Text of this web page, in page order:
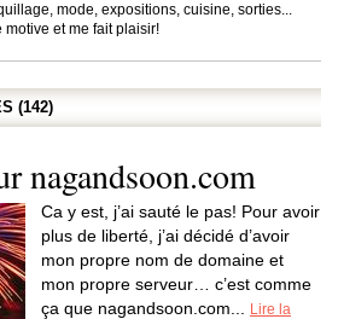
mode, expositions, cuisine, sorties...
motive et me fait plaisir!
(142)
nagandsoon.com
Ca y est, j’ai sauté le pas! Pour avoir
plus de liberté, j’ai décidé d’avoir
mon propre nom de domaine et
mon propre serveur… c’est comme
ça que nagandsoon.com...
Lire la